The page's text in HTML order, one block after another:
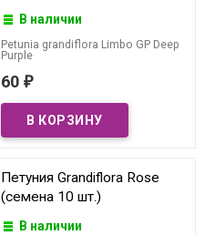
В наличии
Petunia grandiflora Limbo GP Deep
Purple
60 ₽
Петуния Grandiflora Rose
(семена 10 шт.)
В наличии